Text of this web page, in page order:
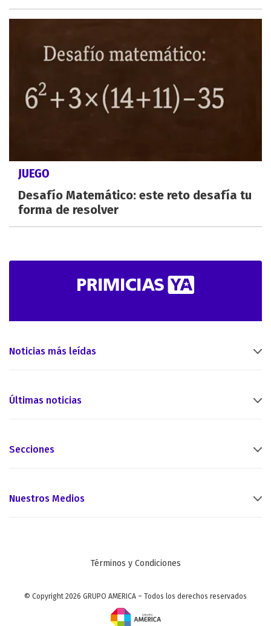
JUEGO
Desafío Matemático: este reto desafía tu
forma de resolver
Noticias más leídas
Últimas noticias
Secciones
Nuestros Medios
Términos y Condiciones
© Copyright 2026 GRUPO AMERICA – Todos los derechos reservados